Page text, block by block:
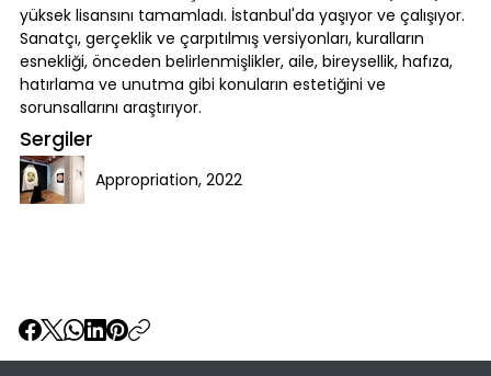
yüksek lisansını tamamladı. İstanbul'da yaşıyor ve çalışıyor.
Sanatçı, gerçeklik ve çarpıtılmış versiyonları, kuralların
esnekliği, önceden belirlenmişlikler, aile, bireysellik, hafıza,
hatırlama ve unutma gibi konuların estetiğini ve
sorunsallarını araştırıyor.
Sergiler
Appropriation, 2022